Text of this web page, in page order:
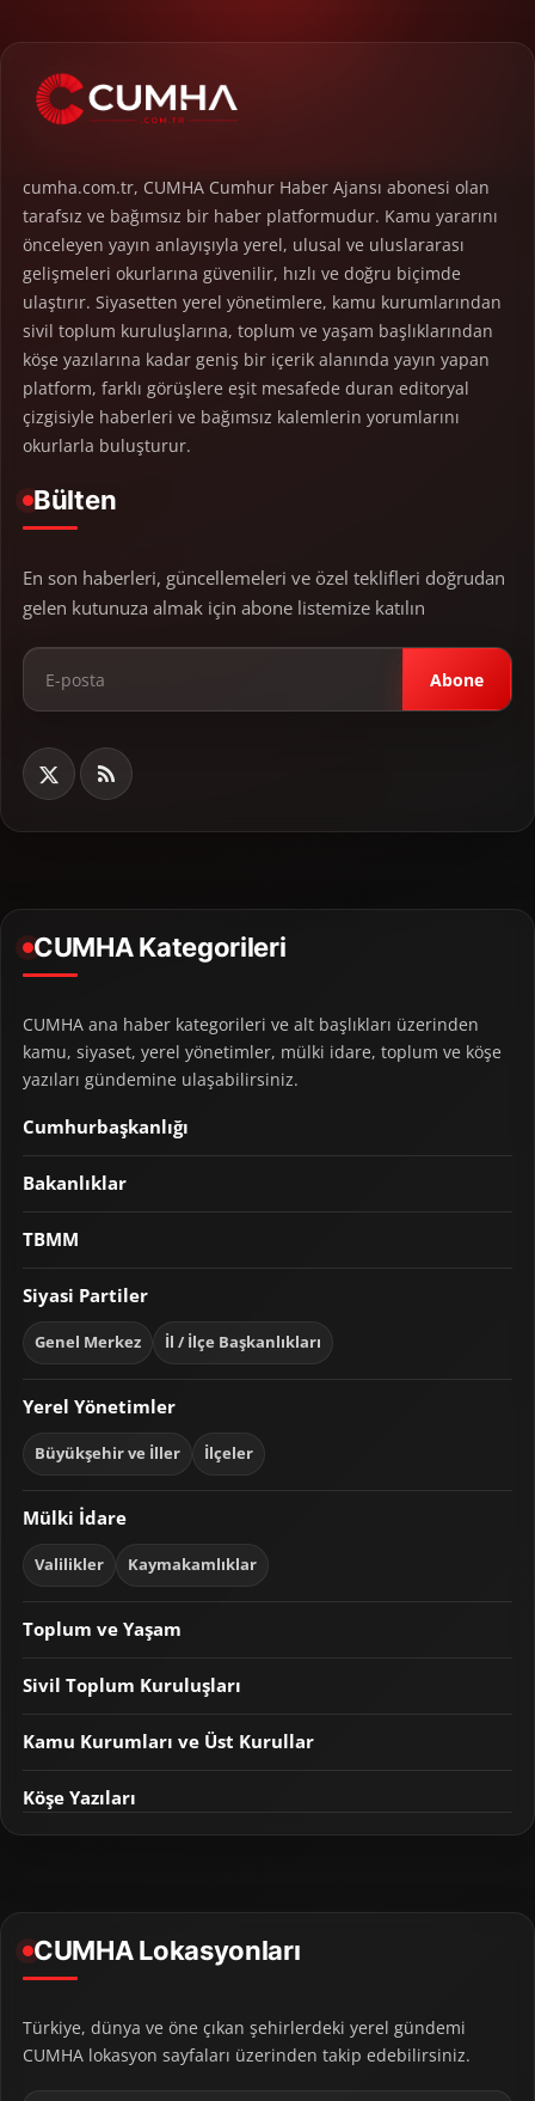
cumha.com.tr, CUMHA Cumhur Haber Ajansı abonesi olan
tarafsız ve bağımsız bir haber platformudur. Kamu yararını
önceleyen yayın anlayışıyla yerel, ulusal ve uluslararası
gelişmeleri okurlarına güvenilir, hızlı ve doğru biçimde
ulaştırır. Siyasetten yerel yönetimlere, kamu kurumlarından
sivil toplum kuruluşlarına, toplum ve yaşam başlıklarından
köşe yazılarına kadar geniş bir içerik alanında yayın yapan
platform, farklı görüşlere eşit mesafede duran editoryal
çizgisiyle haberleri ve bağımsız kalemlerin yorumlarını
okurlarla buluşturur.
Bülten
En son haberleri, güncellemeleri ve özel teklifleri doğrudan
gelen kutunuza almak için abone listemize katılın
Abone
CUMHA Kategorileri
CUMHA ana haber kategorileri ve alt başlıkları üzerinden
kamu, siyaset, yerel yönetimler, mülki idare, toplum ve köşe
yazıları gündemine ulaşabilirsiniz.
Cumhurbaşkanlığı
Bakanlıklar
TBMM
Siyasi Partiler
Genel Merkez İl / İlçe Başkanlıkları
Yerel Yönetimler
Büyükşehir ve İller İlçeler
Mülki İdare
Valilikler Kaymakamlıklar
Toplum ve Yaşam
Sivil Toplum Kuruluşları
Kamu Kurumları ve Üst Kurullar
Köşe Yazıları
CUMHA Lokasyonları
Türkiye, dünya ve öne çıkan şehirlerdeki yerel gündemi
CUMHA lokasyon sayfaları üzerinden takip edebilirsiniz.